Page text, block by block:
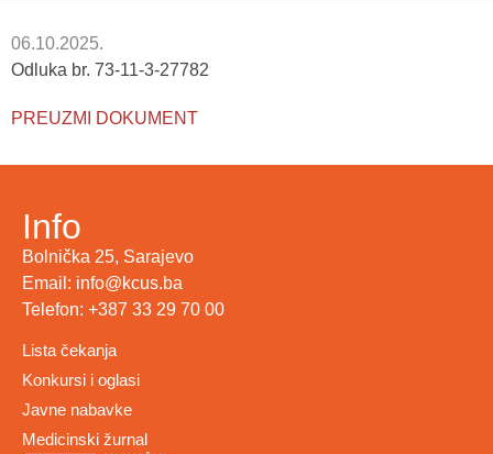
06.10.2025.
Odluka br. 73-11-3-27782
PREUZMI DOKUMENT
Info
Bolnička 25, Sarajevo
Email: info@kcus.ba
Telefon: +387 33 29 70 00
Lista čekanja
Konkursi i oglasi
Javne nabavke
Medicinski žurnal